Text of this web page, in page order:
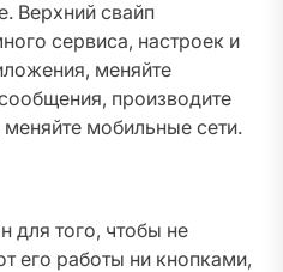
Верхний свайп
сервиса, настроек и
меняйте
производите
мобильные сети.
для того, чтобы не
его работы ни кнопками,